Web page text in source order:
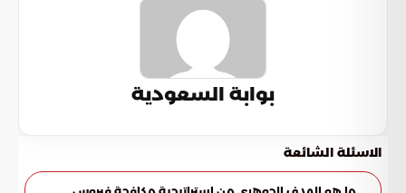
بوابة السعودية
الاسئلة الشائعة